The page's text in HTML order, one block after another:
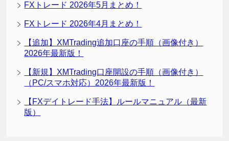
FXトレード 2026年5月まとめ！
FXトレード 2026年4月まとめ！
【追加】XMTrading追加口座の手順（画像付き）
2026年最新版！
【新規】XMTrading口座開設の手順（画像付き）
（PC/スマホ対応）2026年最新版！
【FXデイトレード手法】ルールマニュアル（最新
版）